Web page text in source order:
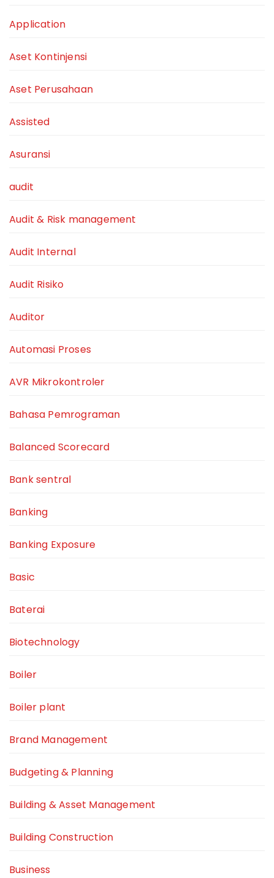
Application
Aset Kontinjensi
Aset Perusahaan
Assisted
Asuransi
audit
Audit & Risk management
Audit Internal
Audit Risiko
Auditor
Automasi Proses
AVR Mikrokontroler
Bahasa Pemrograman
Balanced Scorecard
Bank sentral
Banking
Banking Exposure
Basic
Baterai
Biotechnology
Boiler
Boiler plant
Brand Management
Budgeting & Planning
Building & Asset Management
Building Construction
Business